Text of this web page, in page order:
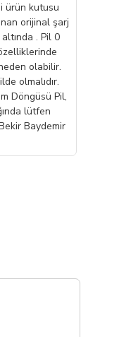
ürün kutusu
orijinal şarj
. Pil 0
olabilir.
olmalıdır.
Döngüsü Pil,
lütfen
Baydemir